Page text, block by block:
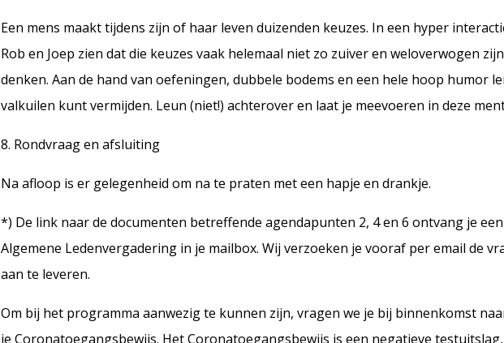
Een mens maakt tijdens zijn of haar leven duizenden keuzes. In een hyper
Rob en Joep zien dat die keuzes vaak helemaal niet zo zuiver en weloverwogen
denken. Aan de hand van oefeningen, dubbele bodems en een hele hoop humor
valkuilen kunt vermijden. Leun (niet!) achterover en laat je meevoeren in deze
8. Rondvraag en afsluiting
Na afloop is er gelegenheid om na te praten met een hapje en drankje.
*) De link naar de documenten betreffende agendapunten 2, 4 en 6 ontvang je
Algemene Ledenvergadering in je mailbox. Wij verzoeken je vooraf per email de
aan te leveren.
Om bij het programma aanwezig te kunnen zijn, vragen we je bij binnenkomst
je Coronatoegangsbewijs. Het Coronatoegangsbewijs is een negatieve